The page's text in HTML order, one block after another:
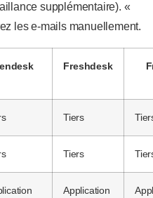
supplémentaire). «
les e-mails manuellement.
Freshdesk
Tiers
Tiers
Application